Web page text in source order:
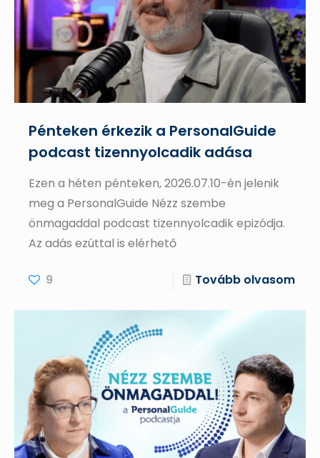
Pénteken érkezik a PersonalGuide
podcast tizennyolcadik adása
Ezen a héten pénteken, 2026.07.10-én jelenik
meg a PersonalGuide Nézz szembe
önmagaddal podcast tizennyolcadik epizódja.
Az adás ezúttal is elérhető
9 Tovább olvasom